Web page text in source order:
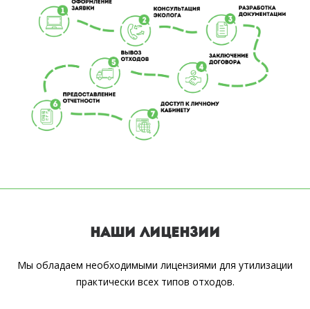
НАШИ ЛИЦЕНЗИИ
Мы обладаем необходимыми лицензиями для утилизации
практически всех типов отходов.